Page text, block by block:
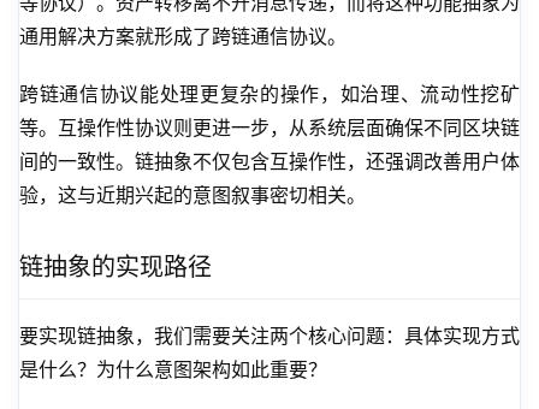
通用解决方案就形成了跨链通信协议。
跨链通信协议能处理更复杂的操作，如治理、流动性挖矿
等。互操作性协议则更进一步，从系统层面确保不同区块链
间的一致性。链抽象不仅包含互操作性，还强调改善用户体
验，这与近期兴起的意图叙事密切相关。
链抽象的实现路径
要实现链抽象，我们需要关注两个核心问题：具体实现方式
是什么？为什么意图架构如此重要？